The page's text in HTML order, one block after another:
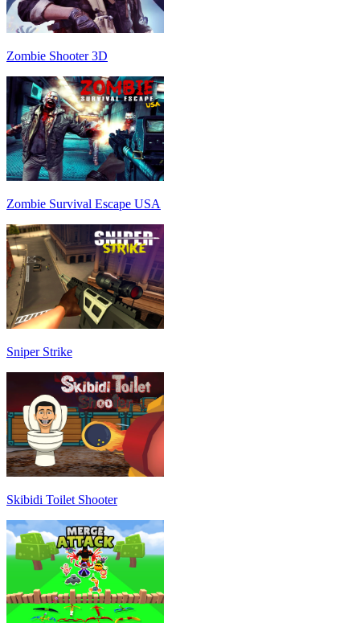
Zombie Shooter 3D
Zombie Survival Escape USA
Sniper Strike
Skibidi Toilet Shooter